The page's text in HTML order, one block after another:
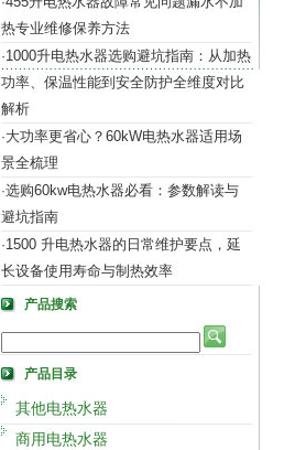
热专业维修保养方法
·1000升电热水器选购避坑指南：从加热
功率、保温性能到安全防护全维度对比
解析
·大功率更省心？60kW电热水器适用场
景全梳理
·选购60kw电热水器必看：参数解读与
避坑指南
·1500 升电热水器的日常维护要点，延
长设备使用寿命与制热效率
产品搜索
产品目录
其他电热水器
商用电热水器